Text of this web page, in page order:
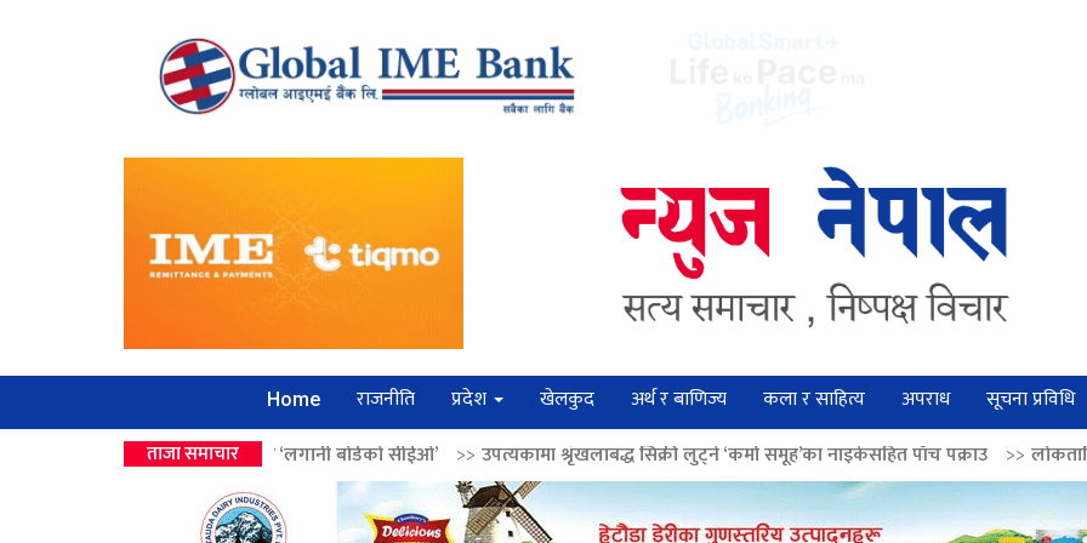
Home राजनीति प्रदेश खेलकुद अर्थ र बाणिज्य कला र साहित्य अपराध सूचना प्रविधि
ताजा समाचार
उपहार ‘लगानी बोर्डको सीईओ’ >> उपत्यकामा श्रृंखलाबद्ध सिक्री लुट्ने ‘कर्मा समूह’का नाइकेसहित पाँच पक्राउ >>लोकतान्त्रिक मूल्य सुदृढ